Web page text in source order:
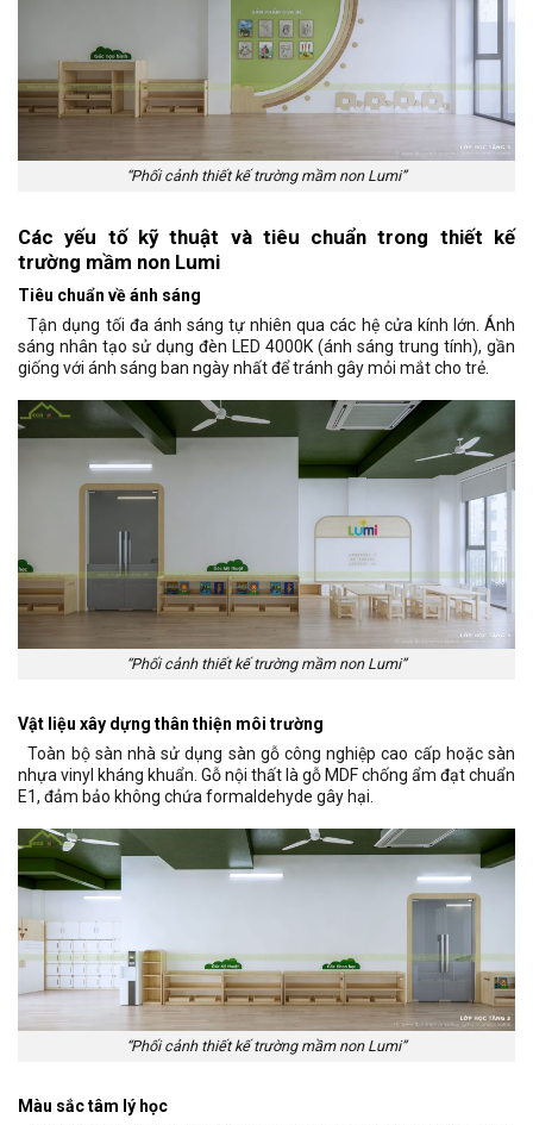
“Phối cảnh thiết kế trường mầm non Lumi”
Các yếu tố kỹ thuật và tiêu chuẩn trong thiết kế
trường mầm non Lumi
Tiêu chuẩn về ánh sáng
Tận dụng tối đa ánh sáng tự nhiên qua các hệ cửa kính lớn. Ánh
sáng nhân tạo sử dụng đèn LED 4000K (ánh sáng trung tính), gần
giống với ánh sáng ban ngày nhất để tránh gây mỏi mắt cho trẻ.
“Phối cảnh thiết kế trường mầm non Lumi”
Vật liệu xây dựng thân thiện môi trường
Toàn bộ sàn nhà sử dụng sàn gỗ công nghiệp cao cấp hoặc sàn
nhựa vinyl kháng khuẩn. Gỗ nội thất là gỗ MDF chống ẩm đạt chuẩn
E1, đảm bảo không chứa formaldehyde gây hại.
“Phối cảnh thiết kế trường mầm non Lumi”
Màu sắc tâm lý học